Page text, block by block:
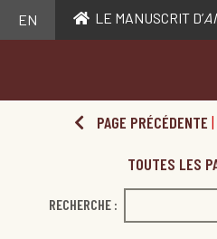
EN LE MANUSCRIT D’
PAGE PRÉCÉDENTE |
TOUTES LES
RECHERCHE :